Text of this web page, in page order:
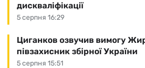
5 серпня 16:29
дискваліфікації
5 серпня 15:51
Циганков озвучив вимогу
півзахисник збірної України